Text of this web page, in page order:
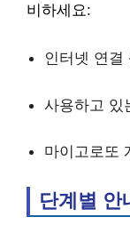
비하세요:
인터넷 연결
사용하고 있
마이고로또
단계별 안